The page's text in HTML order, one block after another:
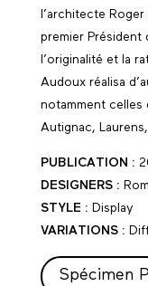
l’architecte
premier Président
l’originalité et la
Audoux réalisa
notamment celles
Autignac,
PUBLICATION :
DESIGNERS :
STYLE : Display
VARIATIONS :
Spécimen